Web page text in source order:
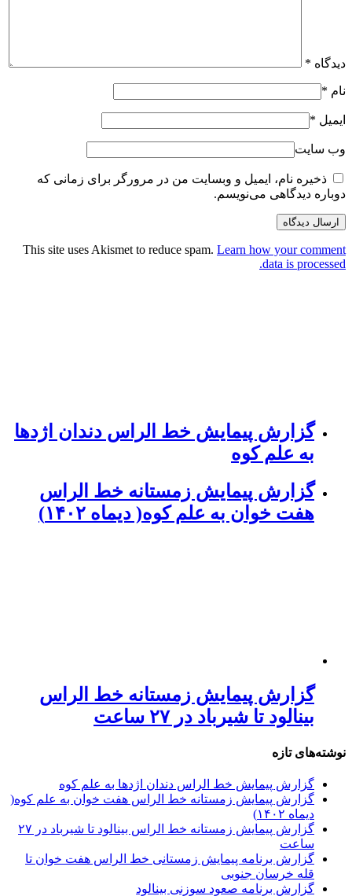
دیدگاه *
نام *
ایمیل *
وب سایت
ذخیره نام، ایمیل و وبسایت من در مرورگر برای زمانی که
دوباره دیدگاهی می‌نویسم.
This site uses Akismet to reduce spam. Learn how your comment
data is processed.
گزارش پیمایش خط الراس دندان اژدها
به علم کوه
گزارش پیمایش زمستانه خط الراس
هفت خوان به علم کوه( دیماه ۱۴۰۲)
گزارش پیمایش زمستانه خط الراس
بینالود تا شیرباد در ۲۷ ساعت
نوشته‌های تازه
گزارش پیمایش خط الراس دندان اژدها به علم کوه
گزارش پیمایش زمستانه خط الراس هفت خوان به علم کوه(
دیماه ۱۴۰۲)
گزارش پیمایش زمستانه خط الراس بینالود تا شیرباد در ۲۷
ساعت
گزارش برنامه پیمایش زمستانی خط الراس هفت خوان تا
قله خرسان جنوبی
گزارش برنامه صعود سوزنی بینالود